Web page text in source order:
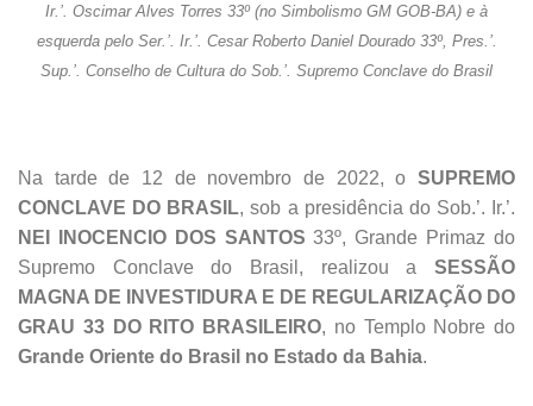
Ir.’. Oscimar Alves Torres 33º (no Simbolismo GM GOB-BA) e à
esquerda pelo Ser.’. Ir.’. Cesar Roberto Daniel Dourado 33º, Pres.’.
Sup.’. Conselho de Cultura do Sob.’. Supremo Conclave do Brasil
Na tarde de 12 de novembro de 2022, o SUPREMO
CONCLAVE DO BRASIL, sob a presidência do Sob.’. Ir.’.
NEI INOCENCIO DOS SANTOS 33º, Grande Primaz do
Supremo Conclave do Brasil, realizou a SESSÃO
MAGNA DE INVESTIDURA E DE REGULARIZAÇÃO DO
GRAU 33 DO RITO BRASILEIRO, no Templo Nobre do
Grande Oriente do Brasil no Estado da Bahia.